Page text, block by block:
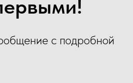
с подробной